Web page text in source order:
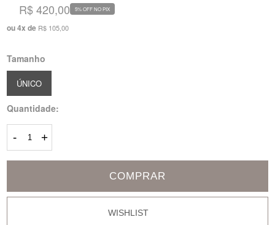
R$ 420,00
ou4x de R$ 105,00
5% OFF NO PIX
Tamanho
ÚNICO
Quantidade:
- +
COMPRAR